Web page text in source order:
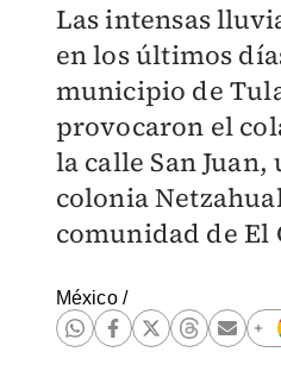
Las intensas
en los últimos
municipio de
provocaron el
la calle San
colonia
comunidad de El
México/